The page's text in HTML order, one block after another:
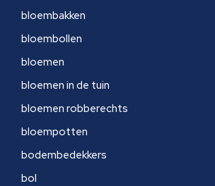
bloembakken
bloembollen
bloemen
bloemen in de tuin
bloemen robberechts
bloempotten
bodembedekkers
bol